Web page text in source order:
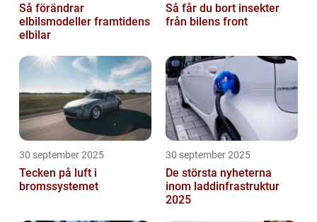
Så förändrar
elbilsmodeller framtidens
elbilar
Så får du bort insekter
från bilens front
30 september 2025
Tecken på luft i
bromssystemet
30 september 2025
De största nyheterna
inom laddinfrastruktur
2025